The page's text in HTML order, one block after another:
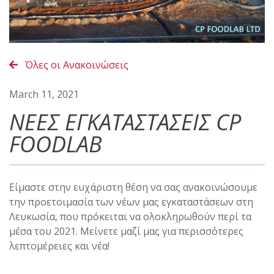
Όλες οι Ανακοινώσεις
March 11, 2021
ΝΕΕΣ ΕΓΚΑΤΑΣΤΑΣΕΙΣ CP
FOODLAB
Είμαστε στην ευχάριστη θέση να σας ανακοινώσουμε
την προετοιμασία των νέων μας εγκαταστάσεων στη
Λευκωσία, που πρόκειται να ολοκληρωθούν περί τα
μέσα του 2021. Μείνετε μαζί μας για περισσότερες
λεπτομέρειες και νέα!